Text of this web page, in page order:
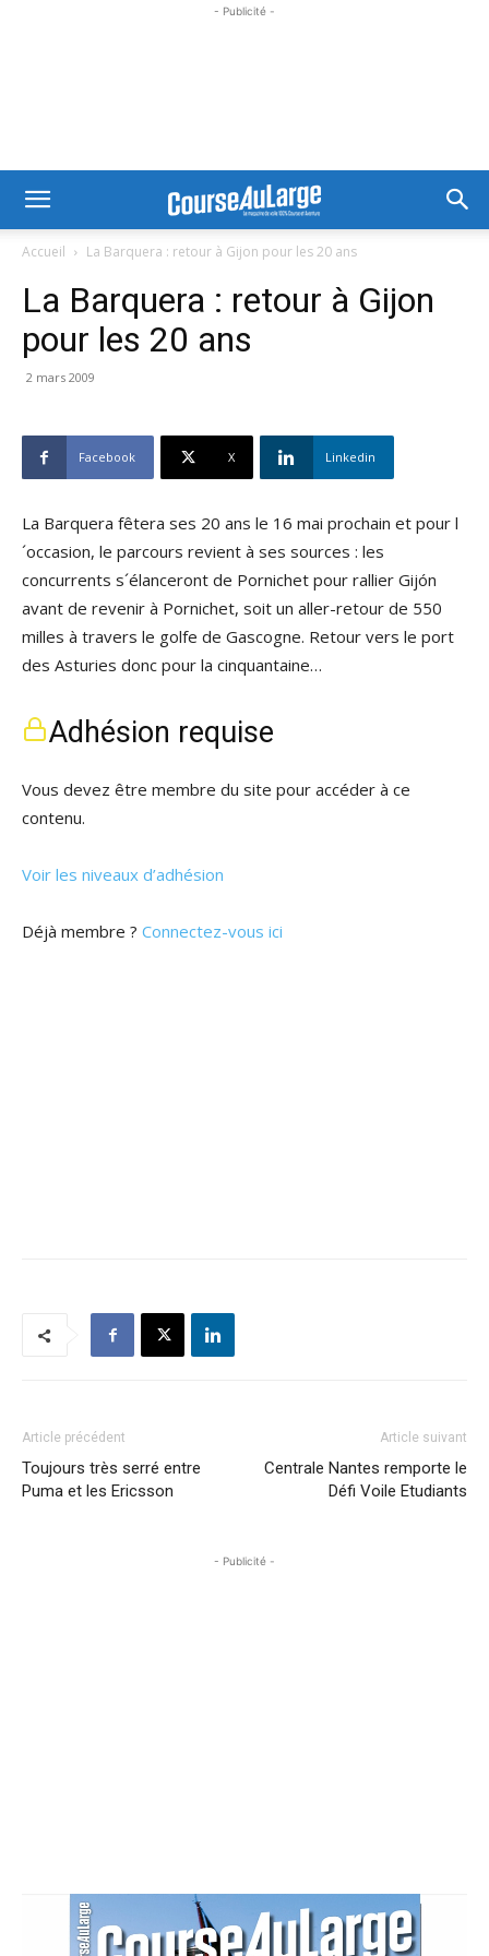
- Publicité -
Accueil La Barquera : retour à Gijon pour les 20 ans
La Barquera : retour à Gijon
pour les 20 ans
2 mars 2009
Facebook X Linkedin
La Barquera fêtera ses 20 ans le 16 mai prochain et pour l
´occasion, le parcours revient à ses sources : les
concurrents s´élanceront de Pornichet pour rallier Gijón
avant de revenir à Pornichet, soit un aller-retour de 550
milles à travers le golfe de Gascogne. Retour vers le port
des Asturies donc pour la cinquantaine…
Adhésion requise
Vous devez être membre du site pour accéder à ce
contenu.
Voir les niveaux d’adhésion
Déjà membre ? Connectez-vous ici
Article précédent
Toujours très serré entre
Puma et les Ericsson
Article suivant
Centrale Nantes remporte le
Défi Voile Etudiants
- Publicité -